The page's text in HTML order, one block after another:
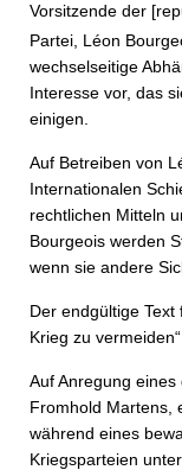
Vorsitzende der
Partei, Léon
wechselseitige
Interesse vor, das
einigen.
Auf Betreiben von
Internationalen
rechtlichen Mitteln
Bourgeois werden
wenn sie andere
Der endgültige Text
Krieg zu
Auf Anregung
Fromhold Martens,
während eines
Kriegsparteien